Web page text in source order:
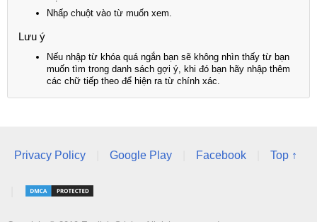
Nhấp chuột vào từ muốn xem.
Lưu ý
Nếu nhập từ khóa quá ngắn bạn sẽ không nhìn thấy từ bạn
muốn tìm trong danh sách gợi ý, khi đó bạn hãy nhập thêm
các chữ tiếp theo để hiện ra từ chính xác.
Privacy Policy Google Play Facebook Top ↑